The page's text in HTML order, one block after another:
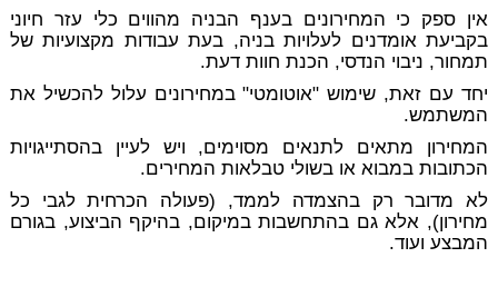
אין ספק כי המחירונים בענף הבניה מהווים כלי עזר חיוני
בקביעת אומדנים לעלויות בניה, בעת עבודות מקצועיות של
תמחור, ניבוי הנדסי, הכנת חוות דעת.
יחד עם זאת, שימוש "אוטומטי" במחירונים עלול להכשיל את
המשתמש.
המחירון מתאים לתנאים מסוימים, ויש לעיין בהסתייגויות
הכתובות במבוא או בשולי טבלאות המחירים.
לא מדובר רקבהצמדה לממד, (פעולה הכרחית לגבי כל
מחירון), אלא גם בהתחשבות במיקום, בהיקף הביצוע, בגורם
המבצע ועוד.